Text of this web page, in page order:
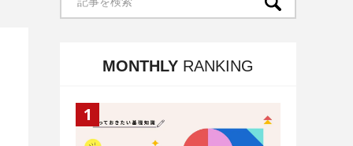
MONTHLY RANKING